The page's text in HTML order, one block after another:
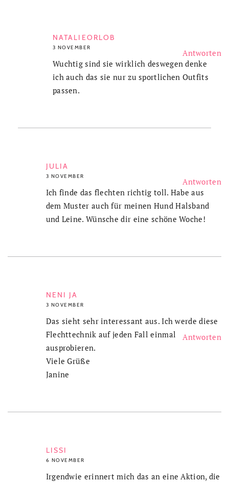
NATALIEORLOB
3 NOVEMBER
Wuchtig sind sie wirklich deswegen denke
ich auch das sie nur zu sportlichen Outfits
passen.
JULIA
3 NOVEMBER
Antworten
Ich finde das flechten richtig toll. Habe aus
dem Muster auch für meinen Hund Halsband
und Leine. Wünsche dir eine schöne Woche!
NENI JA
3 NOVEMBER
Antworten
Das sieht sehr interessant aus. Ich werde diese
Flechttechnik auf jeden Fall einmal
ausprobieren.
Viele Grüße
Janine
LISSI
6 NOVEMBER
Antworten
Irgendwie erinnert mich das an eine Aktion, die